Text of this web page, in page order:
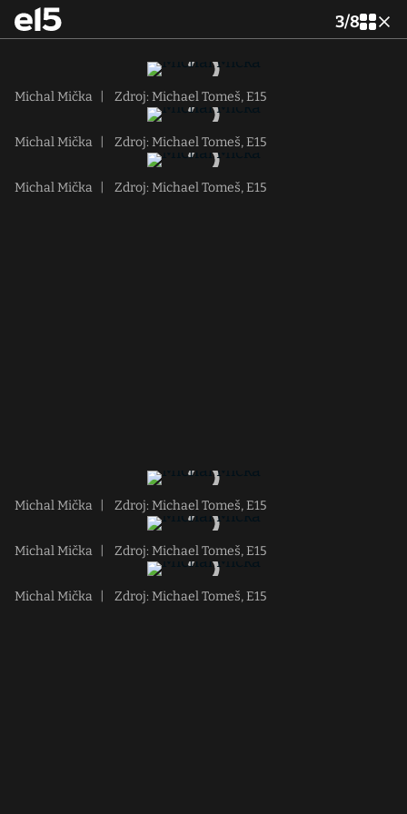
3/8
Michal Mička Zdroj: Michael Tomeš, E15
Michal Mička Zdroj: Michael Tomeš, E15
Michal Mička Zdroj: Michael Tomeš, E15
Michal Mička Zdroj: Michael Tomeš, E15
Michal Mička Zdroj: Michael Tomeš, E15
Michal Mička Zdroj: Michael Tomeš, E15